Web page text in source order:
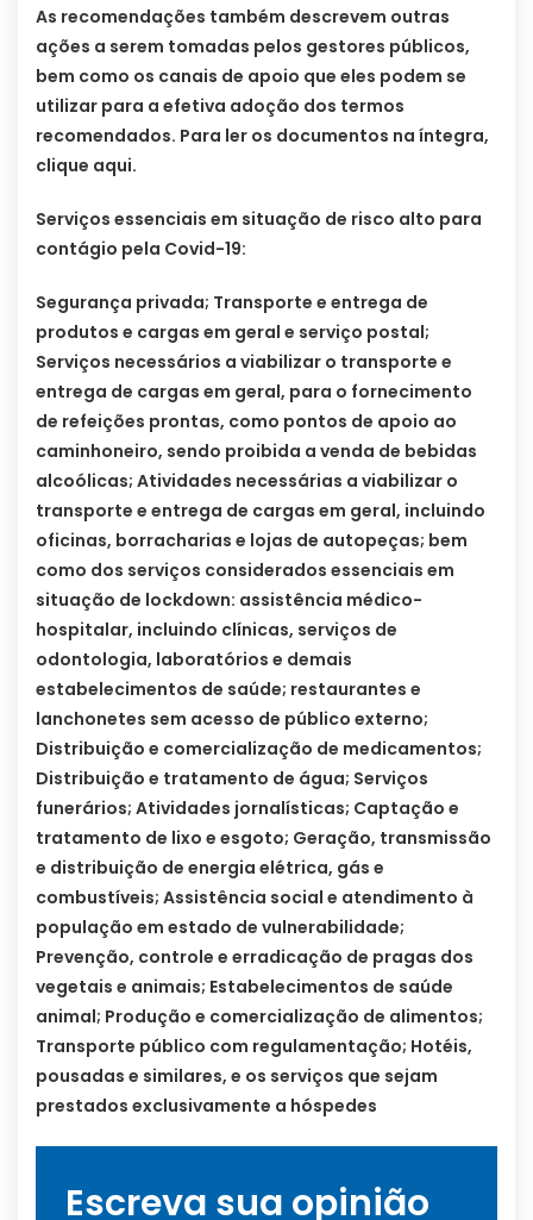
As recomendações também descrevem outras
ações a serem tomadas pelos gestores públicos,
bem como os canais de apoio que eles podem se
utilizar para a efetiva adoção dos termos
recomendados. Para ler os documentos na íntegra,
clique aqui.
Serviços essenciais em situação de risco alto para
contágio pela Covid-19:
Segurança privada; Transporte e entrega de
produtos e cargas em geral e serviço postal;
Serviços necessários a viabilizar o transporte e
entrega de cargas em geral, para o fornecimento
de refeições prontas, como pontos de apoio ao
caminhoneiro, sendo proibida a venda de bebidas
alcoólicas; Atividades necessárias a viabilizar o
transporte e entrega de cargas em geral, incluindo
oficinas, borracharias e lojas de autopeças; bem
como dos serviços considerados essenciais em
situação de lockdown: assistência médico-
hospitalar, incluindo clínicas, serviços de
odontologia, laboratórios e demais
estabelecimentos de saúde; restaurantes e
lanchonetes sem acesso de público externo;
Distribuição e comercialização de medicamentos;
Distribuição e tratamento de água; Serviços
funerários; Atividades jornalísticas; Captação e
tratamento de lixo e esgoto; Geração, transmissão
e distribuição de energia elétrica, gás e
combustíveis; Assistência social e atendimento à
população em estado de vulnerabilidade;
Prevenção, controle e erradicação de pragas dos
vegetais e animais; Estabelecimentos de saúde
animal; Produção e comercialização de alimentos;
Transporte público com regulamentação; Hotéis,
pousadas e similares, e os serviços que sejam
prestados exclusivamente a hóspedes
Escreva sua opinião